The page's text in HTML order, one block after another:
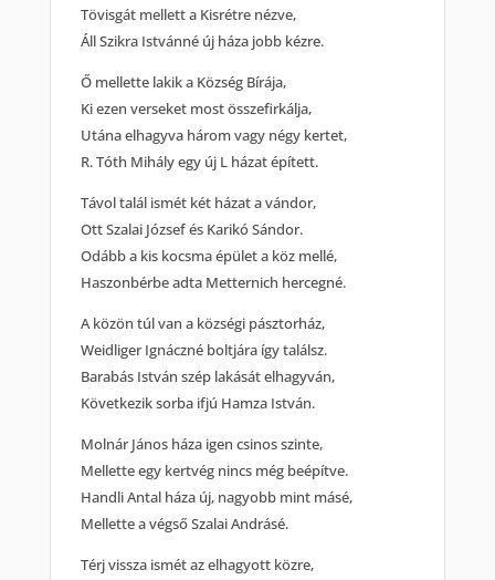
Tövisgát mellett a Kisrétre nézve,
Áll Szikra Istvánné új háza jobb kézre.
Ő mellette lakik a Község Bírája,
Ki ezen verseket most összefirkálja,
Utána elhagyva három vagy négy kertet,
R. Tóth Mihály egy új L házat épített.
Távol talál ismét két házat a vándor,
Ott Szalai József és Karikó Sándor.
Odább a kis kocsma épület a köz mellé,
Haszonbérbe adta Metternich hercegné.
A közön túl van a községi pásztorház,
Weidliger Ignáczné boltjára így találsz.
Barabás István szép lakását elhagyván,
Következik sorba ifjú Hamza István.
Molnár János háza igen csinos szinte,
Mellette egy kertvég nincs még beépítve.
Handli Antal háza új, nagyobb mint másé,
Mellette a végső Szalai Andrásé.
Térj vissza ismét az elhagyott közre,